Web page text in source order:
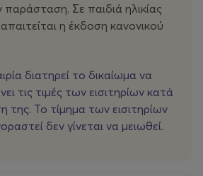
τα ανόητα καθάρματα στο θέατρο
και …όποιον πάρει ο χάρος. Τα
που είχε κερδίσει στο τζόκερ ο
έχει φύγει από τον μάταιο τούτο
κληρονόμο τους. Δύο γιοί, δύο
παράσταση. Σε παιδιά ηλικίας
η έκδοση κανονικού
διατηρεί το δικαίωμα να
τις τιμές των εισιτηρίων κατά
της. Το τίμημα των εισιτηρίων
δεν γίνεται να μειωθεί.